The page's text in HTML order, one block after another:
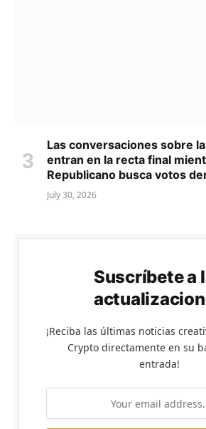
Las conversaciones sobre
entran en la recta final
Republicano busca votos
July 30, 2026
Suscríbete a
¡Reciba las últimas noticias
Crypto directamente en su
entrada!